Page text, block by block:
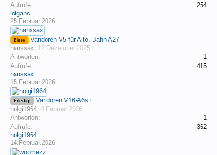
Aufrufe:
254
lolgans
25.Februar.2026
Biete
Vandoren V5 für Alto, Bahn A27
hanssax, 12.Dezember.2025
Antworten:
1
Aufrufe:
415
hanssax
15.Februar.2026
Erledigt
Vandoren V16-A6s+
holgi1964, 4.Februar.2026
Antworten:
1
Aufrufe:
362
holgi1964
14.Februar.2026